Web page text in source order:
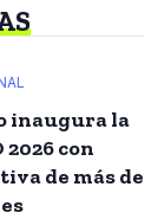
inaugura la
2026 con
de más de